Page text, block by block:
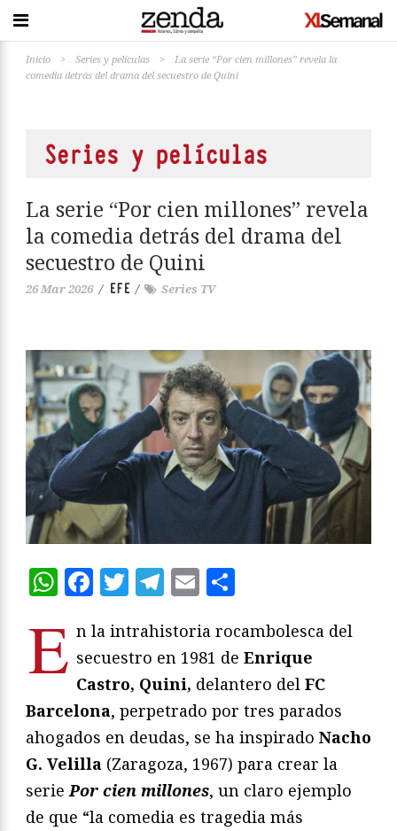
Inicio > Series y películas >
La serie “Por cien millones” revela la
comedia detrás del drama del secuestro de Quini
Series y películas
La serie “Por cien millones” revela
la comedia detrás del drama del
secuestro de Quini
26 Mar 2026 / EFE / Series TV
WhatsApp
Facebook
Twitter
Telegram
Email
E n la intrahistoria rocambolesca del
secuestro en 1981 de Enrique
Castro, Quini, delantero del FC
Barcelona, perpetrado por tres parados
ahogados en deudas, se ha inspirado Nacho
G. Velilla (Zaragoza, 1967) para crear la
serie Por cien millones, un claro ejemplo
de que “la comedia es tragedia más